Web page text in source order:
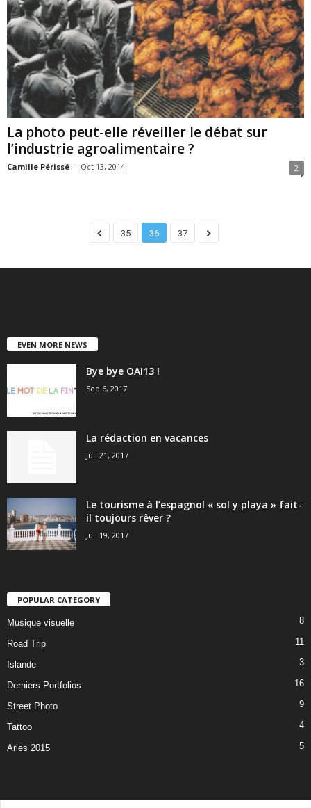
La photo peut-elle réveiller le débat sur
l’industrie agroalimentaire ?
Camille Périssé - Oct 13, 2014 2
35 36 37
EVEN MORE NEWS
Bye bye OAI13 !
Sep 6, 2017
La rédaction en vacances
Juil 21, 2017
Le tourisme à l’espagnol « sol y playa » fait-
il toujours rêver ?
Juil 19, 2017
POPULAR CATEGORY
Musique visuelle 8
Road Trip 11
Islande 3
Derniers Portfolios 16
Street Photo 9
Tattoo 4
Arles 2015 5